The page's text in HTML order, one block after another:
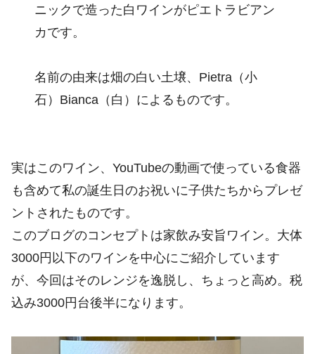
ニックで造った白ワインがピエトラビアン
カです。
名前の由来は畑の白い土壌、Pietra（小
石）Bianca（白）によるものです。
実はこのワイン、YouTubeの動画で使っている食器
も含めて私の誕生日のお祝いに子供たちからプレゼ
ントされたものです。
このブログのコンセプトは家飲み安旨ワイン。大体
3000円以下のワインを中心にご紹介しています
が、今回はそのレンジを逸脱し、ちょっと高め。税
込み3000円台後半になります。